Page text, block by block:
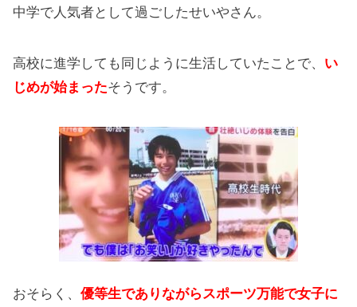
中学で人気者として過ごしたせいやさん。
高校に進学しても同じように生活していたことで、 い
じめが始まったそうです。
おそらく、優等生でありながらスポーツ万能で女子に